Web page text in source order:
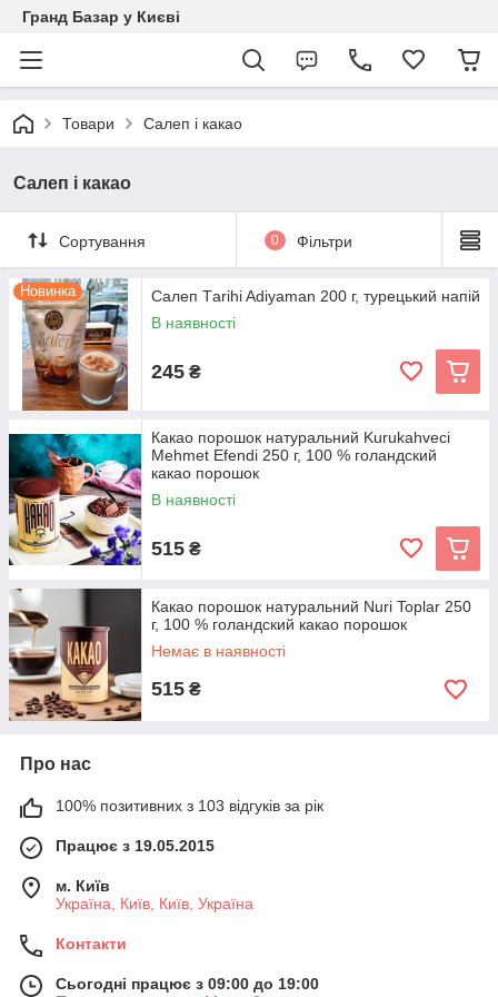
Гранд Базар у Києві
Товари Салеп і какао
Салеп і какао
Сортування 0 Фільтри
Новинка
Салеп Тarihi Adiyaman 200 г, турецький напій
В наявності
245 ₴
Какао порошок натуральний Kurukahveci
Mehmet Efendi 250 г, 100 % голандский
какао порошок
В наявності
515 ₴
Какао порошок натуральний Nuri Toplar 250
г, 100 % голандский какао порошок
Немає в наявності
515 ₴
Про нас
100% позитивних з 103 відгуків за рік
Працює з 19.05.2015
м. Київ
Україна, Київ, Київ, Україна
Контакти
Сьогодні працює з 09:00 до 19:00